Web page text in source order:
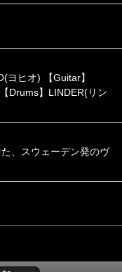
ヨヒオ) 【Guitar】
Drums】LINDER(リン
、スウェーデン発のヴ